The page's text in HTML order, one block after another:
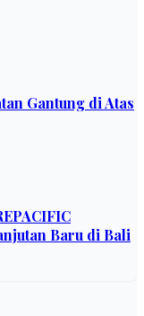
Gantung di Atas
Baru di Bali